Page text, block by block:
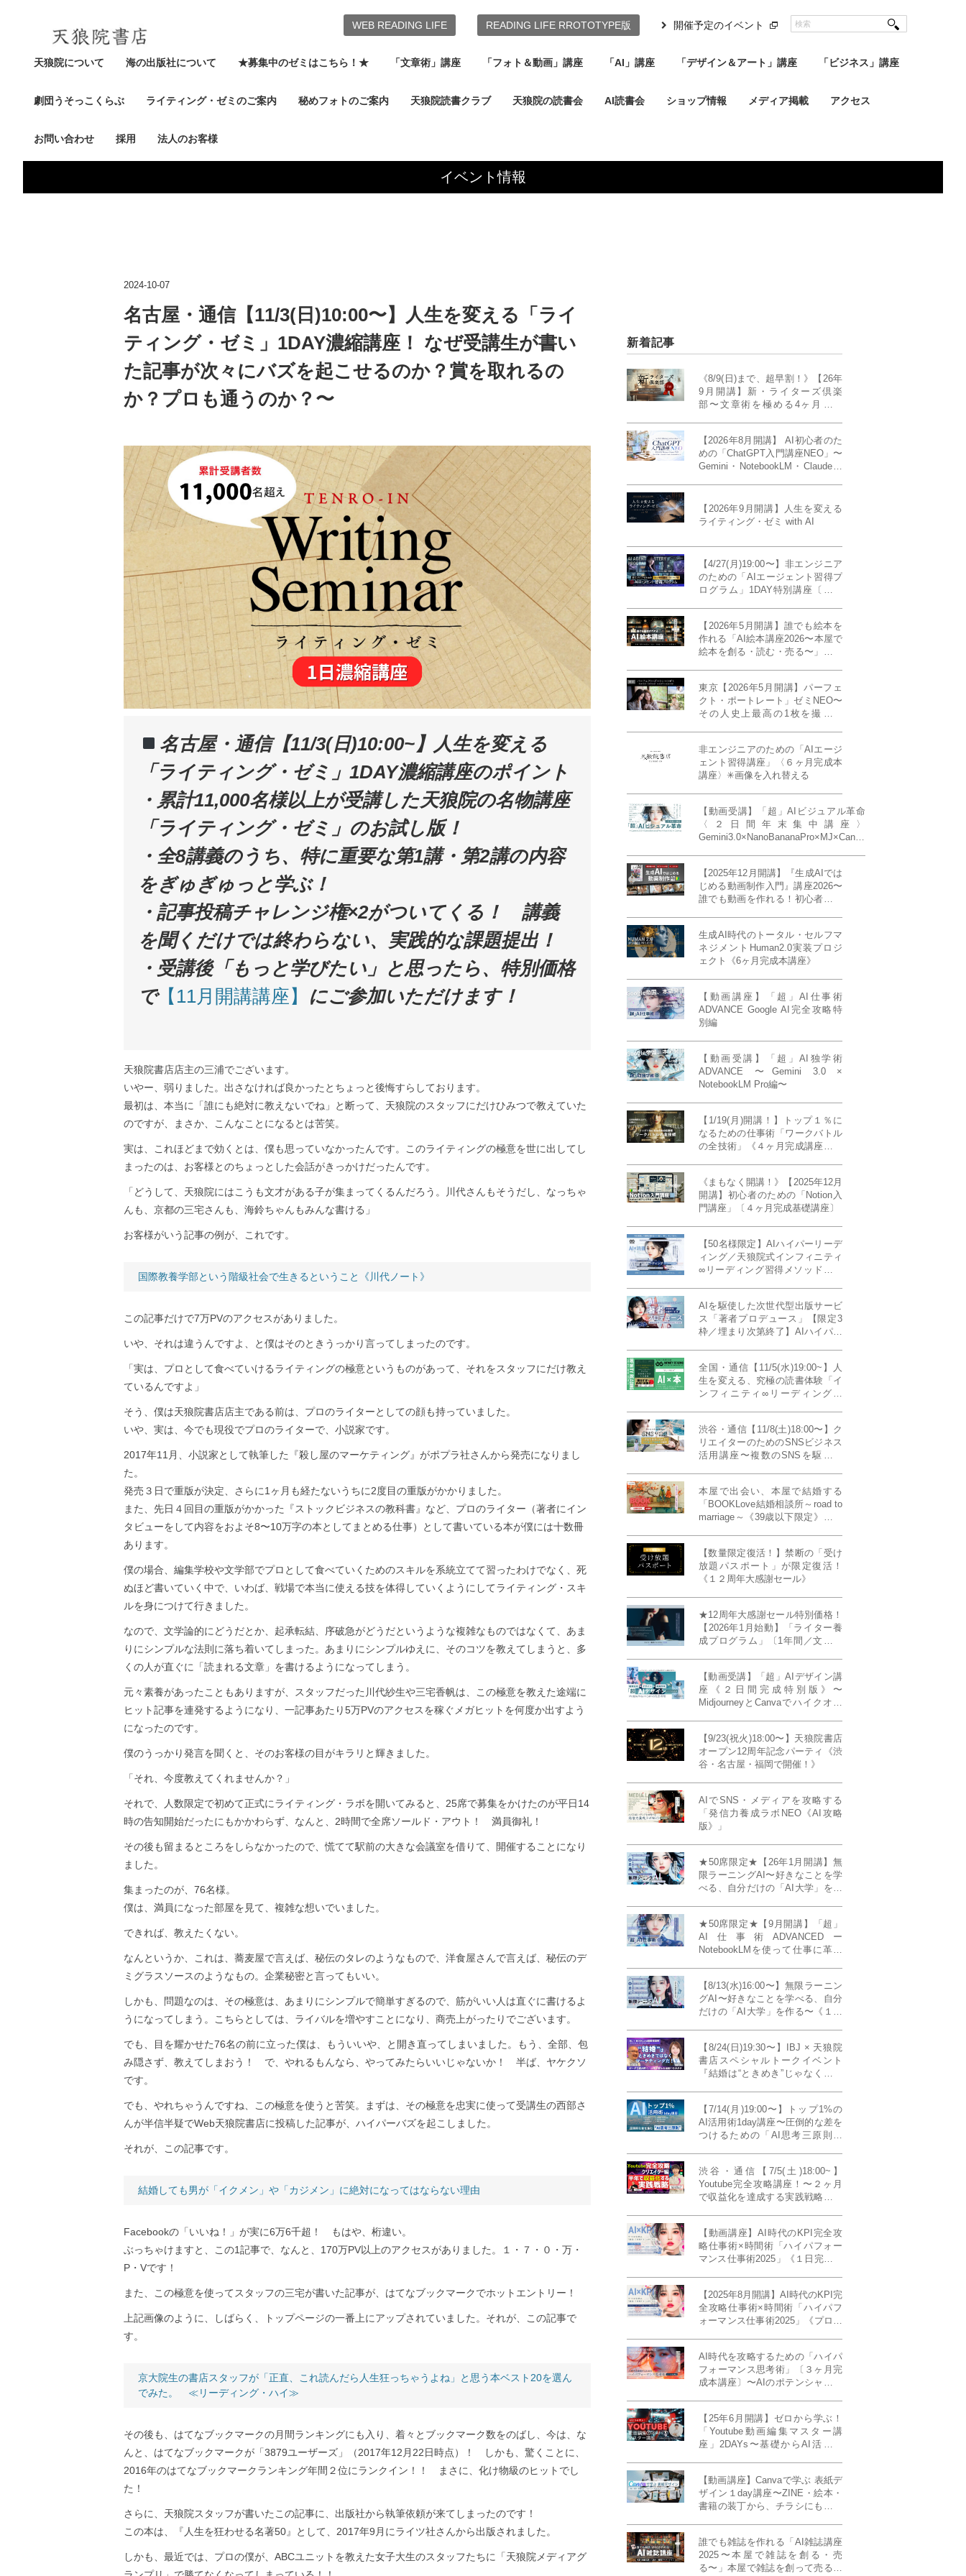
天狼院について 海の出版社について ★募集中のゼミはこちら！★ 「文章術」講座 「フォト＆動画」講座 「AI」講座 「デザイン＆アート」講座 「ビジネス」講座
劇団うそっこくらぶ ライティング・ゼミのご案内 秘めフォトのご案内 天狼院読書クラブ 天狼院の読書会 AI読書会 ショップ情報 メディア掲載 アクセス
お問い合わせ 採用 法人のお客様
WEB READING LIFE READING LIFE RROTOTYPE版 開催予定のイベント
イベント情報
2024-10-07
名古屋・通信【11/3(日)10:00〜】人生を変える「ライ
ティング・ゼミ」1DAY濃縮講座！ なぜ受講生が書い
た記事が次々にバズを起こせるのか？賞を取れるの
か？プロも通うのか？〜
名古屋・通信【11/3(日)10:00~】人生を変える
「ライティング・ゼミ」1DAY濃縮講座のポイント
・累計11,000名様以上が受講した天狼院の名物講座
「ライティング・ゼミ」のお試し版！
・全8講義のうち、特に重要な第1講・第2講の内容
をぎゅぎゅっと学ぶ！
・記事投稿チャレンジ権×2がついてくる！ 講義
を聞くだけでは終わらない、実践的な課題提出！
・受講後「もっと学びたい」と思ったら、特別価格
で【11月開講講座】 にご参加いただけます！
天狼院書店店主の三浦でございます。
いやー、弱りました。出さなければ良かったとちょっと後悔すらしております。
最初は、本当に「誰にも絶対に教えないでね」と断って、天狼院のスタッフにだけひみつで教えていた
のですが、まさか、こんなことになるとは苦笑。
実は、これほどまで効くとは、僕も思っていなかったんです。このライティングの極意を世に出してし
まったのは、お客様とのちょっとした会話がきっかけだったんです。
「どうして、天狼院にはこうも文才がある子が集まってくるんだろう。川代さんもそうだし、なっちゃ
んも、京都の三宅さんも、海鈴ちゃんもみんな書ける」
お客様がいう記事の例が、これです。
国際教養学部という階級社会で生きるということ《川代ノート》
この記事だけで7万PVのアクセスがありました。
いや、それは違うんですよ、と僕はそのときうっかり言ってしまったのです。
「実は、プロとして食べていけるライティングの極意というものがあって、それをスタッフにだけ教え
ているんですよ」
そう、僕は天狼院書店店主である前は、プロのライターとしての顔も持っていました。
いや、実は、今でも現役でプロのライターで、小説家です。
2017年11月、小説家として執筆した『殺し屋のマーケティング』がポプラ社さんから発売になりまし
た。
発売３日で重版が決定、さらに1ヶ月も経たないうちに2度目の重版がかかりました。
また、先日４回目の重版がかかった『ストックビジネスの教科書』など、プロのライター（著者にイン
タビューをして内容をおよそ8〜10万字の本としてまとめる仕事）として書いている本が僕には十数冊
あります。
僕の場合、編集学校や文学部でプロとして食べていくためのスキルを系統立てて習ったわけでなく、死
ぬほど書いていく中で、いわば、戦場で本当に使える技を体得していくようにしてライティング・スキ
ルを身につけて行きました。
なので、文学論的にどうだとか、起承転結、序破急がどうだというような複雑なものではなくて、あま
りにシンプルな法則に落ち着いてしまった。あまりにシンプルゆえに、そのコツを教えてしまうと、多
くの人が直ぐに「読まれる文章」を書けるようになってしまう。
元々素養があったこともありますが、スタッフだった川代紗生や三宅香帆は、この極意を教えた途端に
ヒット記事を連発するようになり、一記事あたり5万PVのアクセスを稼ぐメガヒットを何度か出すよう
になったのです。
僕のうっかり発言を聞くと、そのお客様の目がキラリと輝きました。
「それ、今度教えてくれませんか？」
それで、人数限定で初めて正式にライティング・ラボを開いてみると、25席で募集をかけたのが平日14
時の告知開始だったにもかかわらず、なんと、2時間で全席ソールド・アウト！ 満員御礼！
その後も留まるところをしらなかったので、慌てて駅前の大きな会議室を借りて、開催することになり
ました。
集まったのが、76名様。
僕は、満員になった部屋を見て、複雑な想いでいました。
できれば、教えたくない。
なんというか、これは、蕎麦屋で言えば、秘伝のタレのようなもので、洋食屋さんで言えば、秘伝のデ
ミグラスソースのようなもの。企業秘密と言ってもいい。
しかも、問題なのは、その極意は、あまりにシンプルで簡単すぎるので、筋がいい人は直ぐに書けるよ
うになってしまう。こちらとしては、ライバルを増やすことになり、商売上がったりでございます。
でも、目を耀かせた76名の前に立った僕は、もういいや、と開き直ってしまいました。もう、全部、包
み隠さず、教えてしまおう！ で、やれるもんなら、やってみたらいいじゃないか！ 半ば、ヤケクソ
です。
でも、やれちゃうんですね、この極意を使うと苦笑。まずは、その極意を忠実に使って受講生の西部さ
んが半信半疑でWeb天狼院書店に投稿した記事が、ハイパーバズを起こしました。
それが、この記事です。
結婚しても男が「イクメン」や「カジメン」に絶対になってはならない理由
Facebookの「いいね！」が実に6万6千超！ もはや、桁違い。
ぶっちゃけますと、この1記事で、なんと、170万PV以上のアクセスがありました。１・７・０・万・
P・Vです！
また、この極意を使ってスタッフの三宅が書いた記事が、はてなブックマークでホットエントリー！
上記画像のように、しばらく、トップページの一番上にアップされていました。それが、この記事で
す。
京大院生の書店スタッフが「正直、これ読んだら人生狂っちゃうよね」と思う本ベスト20を選ん
でみた。 ≪リーディング・ハイ≫
その後も、はてなブックマークの月間ランキングにも入り、着々とブックマーク数をのばし、今は、な
んと、はてなブックマークが「3879ユーザーズ」（2017年12月22日時点）！ しかも、驚くことに、
2016年のはてなブックマークランキング年間２位にランクイン！！ まさに、化け物級のヒットでし
た！
さらに、天狼院スタッフが書いたこの記事に、出版社から執筆依頼が来てしまったのです！
この本は、『人生を狂わせる名著50』として、2017年9月にライツ社さんから出版されました。
しかも、最近では、プロの僕が、ABCユニットを教えた女子大生のスタッフたちに「天狼院メディアグ
新着記事
《8/9(日)まで、超早割！》【26年
9月開講】新・ライターズ倶楽
部〜文章術を極める4ヶ月講義
【2026年8月開講】 AI初心者のた
めの「ChatGPT入門講座NEO」〜
Gemini・NotebookLM・Claudeま
座〕
【2026年9月開講】人生を変える
ライティング・ゼミ with AI
【4/27(月)19:00〜】非エンジニア
のための「AIエージェント習得プ
ログラム」1DAY特別講座〔パワ
【2026年5月開講】誰でも絵本を
作れる「AI絵本講座2026〜本屋で
絵本を創る・読む・売る〜」イン
20名限定》
東京【2026年5月開講】パーフェ
クト・ポートレート」ゼミNEO〜
その人史上最高の1枚を撮る！
催）」《初参加大歓迎／12名限
定》
非エンジニアのための「AIエージ
ェント習得講座」〈６ヶ月完成本
講座〉✳︎画像を入れ替える
【動画受講】「超」AIビジュアル革命
〈２日間年末集中講座〉
Gemini3.0×NanoBananaPro×MJ×Canva
【2025年12月開講】『生成AIでは
じめる動画制作入門』講座2026〜
誰でも動画を作れる！初心者から
生成AI時代のトータル・セルフマ
ネジメントHuman2.0実装プロジ
ェクト《6ヶ月完成本講座》
【動画講座】「超」AI仕事術
ADVANCE Google AI完全攻略特
別編
【動画受講】「超」AI独学術
ADVANCE 〜Gemini 3.0 ×
NotebookLM Pro編〜
【1/19(月)開講！】トップ１％に
なるための仕事術「ワークバトル
の全技術」《４ヶ月完成講座》ー
《まもなく開講！》【2025年12月
開講】初心者のための「Notion入
門講座」〔４ヶ月完成基礎講座〕
【50名様限定】AIハイパーリーデ
ィング／天狼院式インフィニティ
∞リーディング習得メソッド《４
AIを駆使した次世代型出版サービ
ス「著者プロデュース」【限定3
枠／埋まり次第終了】AIハイパー
全国・通信【11/5(水)19:00~】人
生を変える、究極の読書体験「イ
ンフィニティ∞リーディング／
MILLENNIUM THINKING アメリ
カ最高峰大学の人気講義』
渋谷・通信【11/8(土)18:00〜】ク
リエイターのためのSNSビジネス
活用講座〜複数のSNSを駆使し
成ラボPresents》
本屋で出会い、本屋で結婚する
「BOOKLove結婚相談所～road to
marriage～《39歳以下限定》」全
【数量限定復活！】禁断の「受け
放題パスポート」が限定復活！
《１２周年大感謝セール》
★12周年大感謝セール特別価格！
【2026年1月始動】「ライター養
成プログラム」〔1年間／文章講
ー”へ、全国どこからでも。〜《全
店舗リアルタイム参加OK／録画
視聴対応／限定4席》
【動画受講】「超」AIデザイン講
座《２日間完成特別版》〜
MidjourneyとCanvaでハイクオリ
【9/23(祝火)18:00〜】天狼院書店
オープン12周年記念パーティ《渋
谷・名古屋・福岡で開催！》
AIでSNS・メディアを攻略する
「発信力養成ラボNEO《AI攻略
版》」
★50席限定★【26年1月開講】無
限ラーニングAI〜好きなことを学
べる、自分だけの「AI大学」を作
★50席限定★【9月開講】「超」
AI仕事術ADVANCEDー
NotebookLMを使って仕事に革命
【8/13(水)16:00〜】無限ラーニン
グAI〜好きなことを学べる、自分
だけの「AI大学」を作る〜《１日
【8/24(日)19:30〜】IBJ × 天狼院
書店スペシャルトークイベント
『結婚は“ときめき”じゃなくて、
のカタチ〜《BOOKLove結婚相談
所presents》
【7/14(月)19:00〜】トップ1%の
AI活用術1day講座〜圧倒的な差を
つけるための「AI思考三原則」
渋谷・通信【7/5(土)18:00~】
Youtube完全攻略講座！〜２ヶ月
で収益化を達成する実践戦略！ゲ
発信力養成ラボNEO》
【動画講座】AI時代のKPI完全攻
略仕事術×時間術「ハイパフォー
マンス仕事術2025」《１日完成特
【2025年8月開講】AI時代のKPI完
全攻略仕事術×時間術「ハイパフ
ォーマンス仕事術2025」《プロフ
AI時代を攻略するための「ハイパ
フォーマンス思考術」〔３ヶ月完
成本講座〕〜AIのポテンシャルを
【25年6月開講】ゼロから学ぶ！
「Youtube動画編集マスター講
座」2DAYs〜基礎からAI活用ま
【動画講座】Canvaで学ぶ 表紙デ
ザイン１day講座〜ZINE・絵本・
書籍の装丁から、チラシにも活か
誰でも雑誌を作れる「AI雑誌講座
2025〜本屋で雑誌を創る・売
る〜」本屋で雑誌を創って売る！